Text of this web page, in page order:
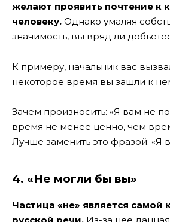
желают проявить почтение к
человеку. Однако умаляя
значимость, вы вряд ли
К примеру, начальник вас
некоторое время вы зашли к
Зачем произносить: «Я вам не
время не менее ценно, чем
Лучше заменить это фразой: «Я
4. «Не могли бы вы»
Частица «не» является самой